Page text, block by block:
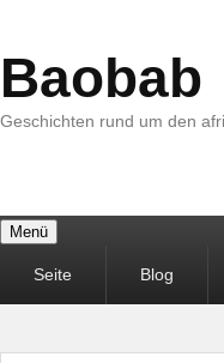
Baobab
Geschichten rund um den
Menü
MenüSeite Blog